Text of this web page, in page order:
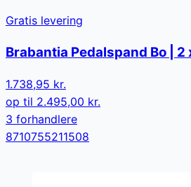
Gratis levering
Brabantia Pedalspand Bo |
1.738,95 kr.
op til 2.495,00 kr.
3 forhandlere
8710755211508